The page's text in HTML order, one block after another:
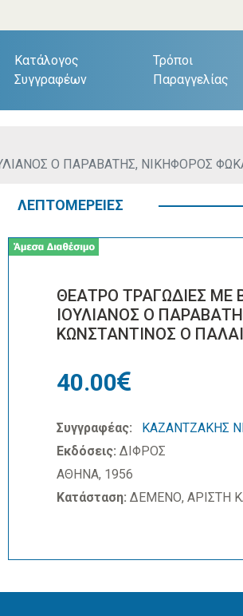
Κατάλογος
Συγγραφέων
Τρόποι
Παραγγελίας
Ο ΠΑΡΑΒΑΤΗΣ, ΝΙΚΗΦΟΡΟΣ
ΛΕΠΤΟΜΕΡΕΙΕΣ
ΘΕΑΤΡΟ ΤΡΑΓΩΔΙΕΣ ΜΕ
ΙΟΥΛΙΑΝΟΣ Ο
ΚΩΝΣΤΑΝΤΙΝΟΣ Ο
40.00
Συγγραφέας:
ΚΑΖΑΝΤΖΑΚΗΣ
Εκδόσεις: ΔΙΦΡΟΣ
ΑΘΗΝΑ, 1956
Κατάσταση: ΔΕΜΕΝΟ, ΑΡΙΣΤΗ